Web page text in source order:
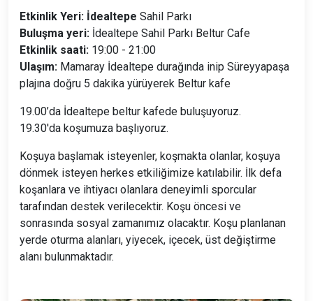
Etkinlik Yeri: İdealtepe Sahil Parkı
Buluşma yeri: İdealtepe Sahil Parkı Beltur Cafe
Etkinlik saati: 19:00 - 21:00
Ulaşım: Mamaray İdealtepe durağında inip Süreyyapaşa
plajına doğru 5 dakika yürüyerek Beltur kafe
19.00’da İdealtepe beltur kafede buluşuyoruz.
19.30'da koşumuza başlıyoruz.
Koşuya başlamak isteyenler, koşmakta olanlar, koşuya
dönmek isteyen herkes etkiliğimize katılabilir. İlk defa
koşanlara ve ihtiyacı olanlara deneyimli sporcular
tarafından destek verilecektir. Koşu öncesi ve
sonrasında sosyal zamanımız olacaktır. Koşu planlanan
yerde oturma alanları, yiyecek, içecek, üst değiştirme
alanı bulunmaktadır.